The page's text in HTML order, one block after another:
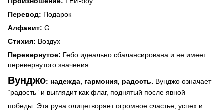
Перевод: Подарок
Алфавит: G
Стихия: Воздух
Перевернутое: Гебо идеально сбалансирована и не имеет
перевернутого значения
Вунджо: надежда, гармония, радость. Вунджо означает
“радость” и выглядит как флаг, поднятый после явной
победы. Эта руна олицетворяет огромное счастье, успех и